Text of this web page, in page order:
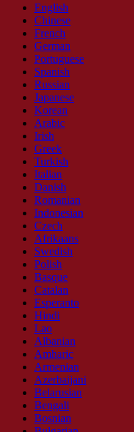
English
Chinese
French
German
Portuguese
Spanish
Russian
Japanese
Korean
Arabic
Irish
Greek
Turkish
Italian
Danish
Romanian
Indonesian
Czech
Afrikaans
Swedish
Polish
Basque
Catalan
Esperanto
Hindi
Lao
Albanian
Amharic
Armenian
Azerbaijani
Belarusian
Bengali
Bosnian